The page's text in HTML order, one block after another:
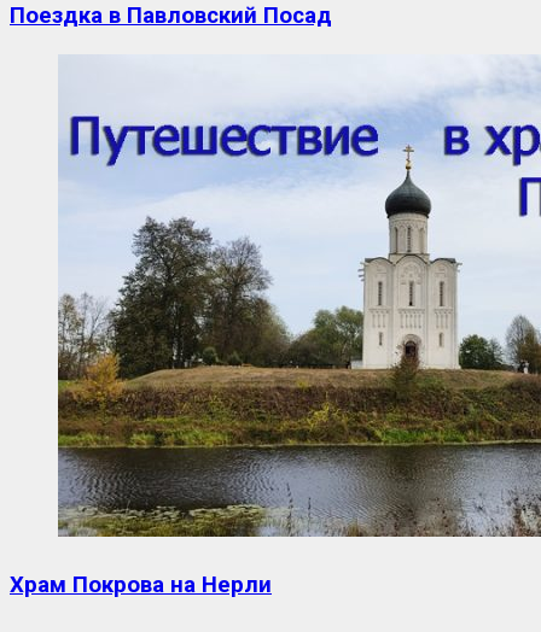
Поездка в Павловский Посад
Храм Покрова на Нерли